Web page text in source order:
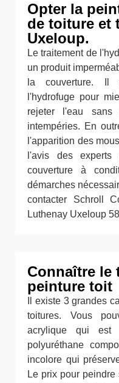
Opter la
de toiture et
Uxeloup.
Le traitement de
un produit
la couverture. Il
l'hydrofuge pour
rejeter l'eau sans
intempéries. En
l'apparition des
l'avis des
couverture à
démarches
contacter Schroll
Luthenay Uxeloup
Connaître le
peinture toit
Il existe 3 grandes
toitures. Vous
acrylique qui est
polyuréthane
incolore qui
Le prix pour